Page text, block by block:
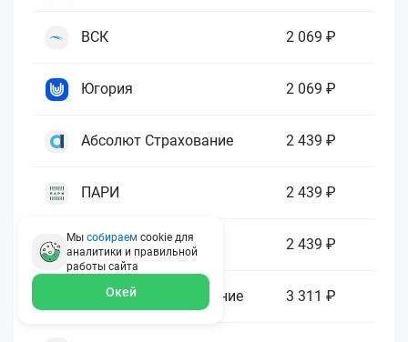
ВСК 2 069 ₽
Югория 2 069 ₽
Абсолют Страхование 2 439 ₽
ПАРИ 2 439 ₽
Гелиос 2 439 ₽
Ренессанс Страхование 3 311 ₽
Мы собираем cookie для
аналитики и правильной
работы сайта
Окей